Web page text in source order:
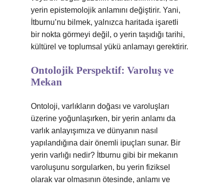
yerin epistemolojik anlamını değiştirir. Yani,
İtburnu’nu bilmek, yalnızca haritada işaretli
bir nokta görmeyi değil, o yerin taşıdığı tarihi,
kültürel ve toplumsal yükü anlamayı gerektirir.
Ontolojik Perspektif: Varoluş ve
Mekan
Ontoloji, varlıkların doğası ve varoluşları
üzerine yoğunlaşırken, bir yerin anlamı da
varlık anlayışımıza ve dünyanın nasıl
yapılandığına dair önemli ipuçları sunar. Bir
yerin varlığı nedir? İtburnu gibi bir mekanın
varoluşunu sorgularken, bu yerin fiziksel
olarak var olmasının ötesinde, anlamı ve